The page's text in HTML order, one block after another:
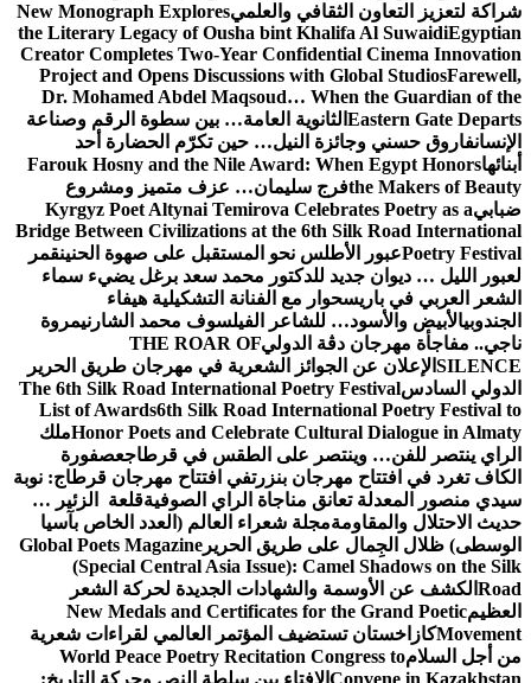
شراكة لتعزيز التعاون الثقافي والعلميNew Monograph Explores
the Literary Legacy of Ousha bint Khalifa Al SuwaidiEgyptian
Creator Completes Two-Year Confidential Cinema Innovation
Project and Opens Discussions with Global StudiosFarewell,
Dr. Mohamed Abdel Maqsoud… When the Guardian of the
Eastern Gate Departs الثانوية العامة… بين سطوة الرقم وصناعة
الإنسانفاروق حسني وجائزة النيل… حين تكرّم الحضارة أحد
أبنائهاFarouk Hosny and the Nile Award: When Egypt Honors
the Makers of Beautyفرج سليمان… عزف متميز ومشروع
ضبابيKyrgyz Poet Altynai Temirova Celebrates Poetry as a
Bridge Between Civilizations at the 6th Silk Road International
Poetry Festivalعبور الأطلس نحو المستقبل على صهوة الحنينقمر
لعبور الليل … ديوان جديد للدكتور محمد سعد برغل يضيء سماء
الشعر العربي في باريسحوار مع الفنانة التشكيلية هيفاء
الجندوبيالأبيض والأسود… للشاعر الفيلسوف محمد الشارنيمروة
ناجي.. مفاجأة مهرجان دڨة الدوليTHE ROAR OF
SILENCE الإعلان عن الجوائز الشعرية في مهرجان طريق الحرير
الدولي السادسThe 6th Silk Road International Poetry Festival
List of Awards6th Silk Road International Poetry Festival to
Honor Poets and Celebrate Cultural Dialogue in Almatyملك
الراي ينتصر للفن… وينتصر على الطقس في قرطاجعصفورة
الكاف تغرد في افتتاح مهرجان بنزرتفي افتتاح مهرجان قرطاج: نوبة
سيدي منصور المعدلة تعانق مناجاة الراي الصوفيةقلعة الزئير …
حديث الاحتلال والمقاومةمجلة شعراء العالم (العدد الخاص بآسيا
الوسطى) ظلال الجِمال على طريق الحرير Global Poets Magazine
(Special Central Asia Issue): Camel Shadows on the Silk
Road الكشف عن الأوسمة والشهادات الجديدة لحركة الشعر
العظيمNew Medals and Certificates for the Grand Poetic
Movementكازاخستان تستضيف المؤتمر العالمي لقراءات شعرية
من أجل السلامWorld Peace Poetry Recitation Congress to
Convene in Kazakhstan الإفتاء بين سلطة النص وحركة التاريخ: